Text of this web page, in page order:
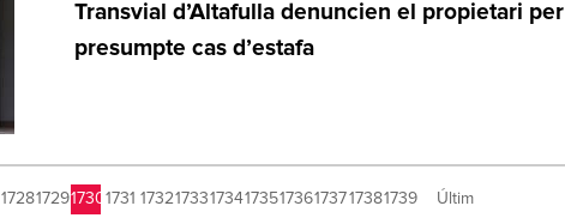
Transvial d’Altafulla denuncien el propietari per
presumpte cas d’estafa
172817291730 1731 17321733173417351736173717381739 Últim